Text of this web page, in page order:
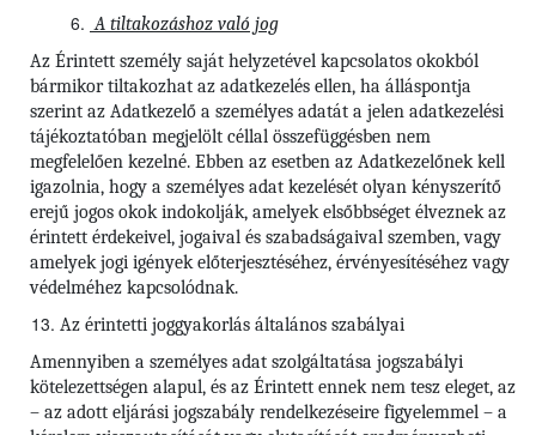
A tiltakozáshoz való jog
Az Érintett személy saját helyzetével kapcsolatos okokból
bármikor tiltakozhat az adatkezelés ellen, ha álláspontja
szerint az Adatkezelő a személyes adatát a jelen adatkezelési
tájékoztatóban megjelölt céllal összefüggésben nem
megfelelően kezelné. Ebben az esetben az Adatkezelőnek kell
igazolnia, hogy a személyes adat kezelését olyan kényszerítő
erejű jogos okok indokolják, amelyek elsőbbséget élveznek az
érintett érdekeivel, jogaival és szabadságaival szemben, vagy
amelyek jogi igények előterjesztéséhez, érvényesítéséhez vagy
védelméhez kapcsolódnak.
Az érintetti joggyakorlás általános szabályai
Amennyiben a személyes adat szolgáltatása jogszabályi
kötelezettségen alapul, és az Érintett ennek nem tesz eleget, az
– az adott eljárási jogszabály rendelkezéseire figyelemmel – a